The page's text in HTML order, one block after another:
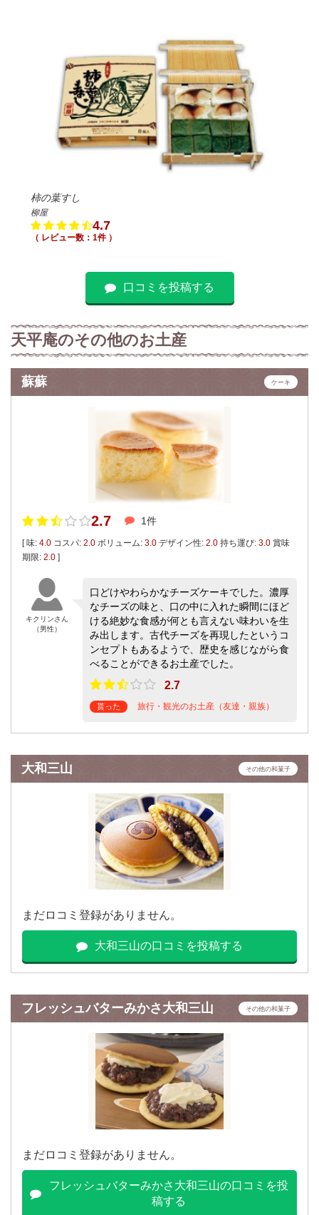
柿の葉すし
柳屋
4.7
（ レビュー数：1件 ）
口コミを投稿する
天平庵のその他のお土産
蘇蘇 ケーキ
2.7 1件
[ 味: 4.0 コスパ: 2.0 ボリューム: 3.0 デザイン性: 2.0 持ち運び: 3.0 賞味
期限: 2.0 ]
キクリンさん
（男性）
口どけやわらかなチーズケーキでした。濃厚
なチーズの味と、口の中に入れた瞬間にほど
ける絶妙な食感が何とも言えない味わいを生
み出します。古代チーズを再現したというコ
ンセプトもあるようで、歴史を感じながら食
べることができるお土産でした。
2.7
貰った 旅行・観光のお土産（友達・親族）
大和三山 その他の和菓子
まだロコミ登録がありません。
大和三山の口コミを投稿する
フレッシュバターみかさ大和三山 その他の和菓子
まだロコミ登録がありません。
フレッシュバターみかさ大和三山の口コミを投
稿する